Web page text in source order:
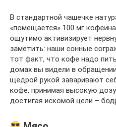
В стандартной чашечке
«помещается» 100 мг
ощутимо активизирует
заметить: наши сонные
тот факт, что кофе надо
домах вы видели в
щедрой рукой заваривают
кофе, принимая высокую
достигая искомой цели –